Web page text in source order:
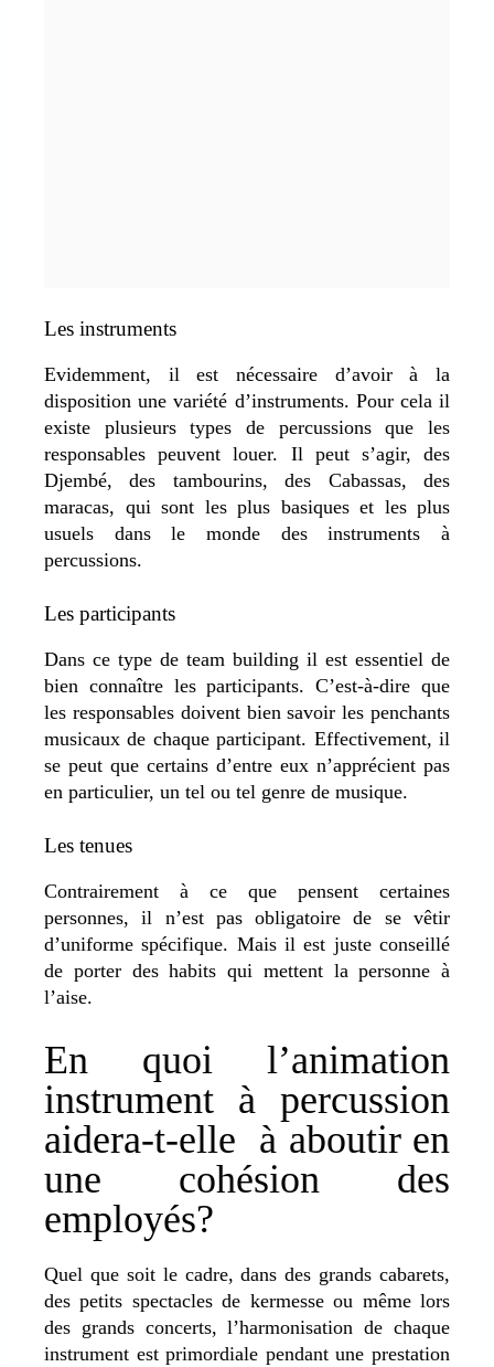
Les instruments
Evidemment, il est nécessaire d’avoir à la
disposition une variété d’instruments. Pour cela il
existe plusieurs types de percussions que les
responsables peuvent louer. Il peut s’agir, des
Djembé, des tambourins, des Cabassas, des
maracas, qui sont les plus basiques et les plus
usuels dans le monde des instruments à
percussions.
Les participants
Dans ce type de team building il est essentiel de
bien connaître les participants. C’est-à-dire que
les responsables doivent bien savoir les penchants
musicaux de chaque participant. Effectivement, il
se peut que certains d’entre eux n’apprécient pas
en particulier, un tel ou tel genre de musique.
Les tenues
Contrairement à ce que pensent certaines
personnes, il n’est pas obligatoire de se vêtir
d’uniforme spécifique. Mais il est juste conseillé
de porter des habits qui mettent la personne à
l’aise.
En quoi l’animation
instrument à percussion
aidera-t-elle à aboutir en
une cohésion des
employés?
Quel que soit le cadre, dans des grands cabarets,
des petits spectacles de kermesse ou même lors
des grands concerts, l’harmonisation de chaque
instrument est primordiale pendant une prestation